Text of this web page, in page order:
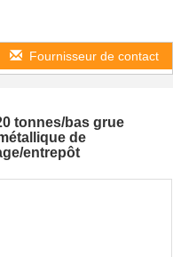
Fournisseur de contact
tonnes/bas grue
de
entrepôt